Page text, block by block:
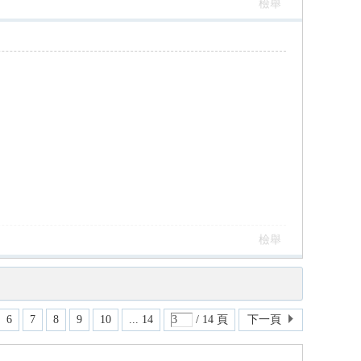
檢舉
檢舉
6 7 8 9 10 ... 14 / 14 頁 下一頁